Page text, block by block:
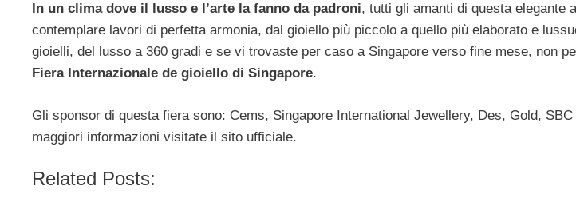
In un clima dove il lusso e l’arte la fanno da padroni, tutti gli amanti di questa elegante
contemplare lavori di perfetta armonia, dal gioiello più piccolo a quello più elaborato e
gioielli, del lusso a 360 gradi e se vi trovaste per caso a Singapore verso fine mese, non
Fiera Internazionale de gioiello di Singapore.
Gli sponsor di questa fiera sono: Cems, Singapore International Jewellery, Des, Gold,
maggiori informazioni visitate il sito ufficiale.
Related Posts: